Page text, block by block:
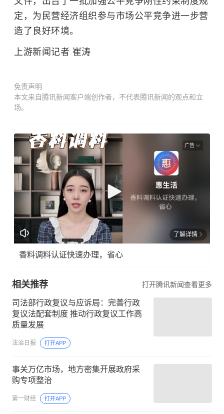
定，为民营经济组织参与市场公平竞争进一步营
造了良好环境。
上游新闻记者 崔涛
免责声明
本文来自腾讯新闻客户端创作者，不代表腾讯新闻的观点和立
场。
广告
了解详情
香料调料认证快速办理，省心
相关推荐 打开腾讯新闻查看更多
司法部行政复议与应诉局：完善行政
复议法配套制度 推动行政复议工作高
质量发展
法治日报 打开APP
事关万亿市场，地方密集开展政府采
购专项整治
第一财经 打开APP